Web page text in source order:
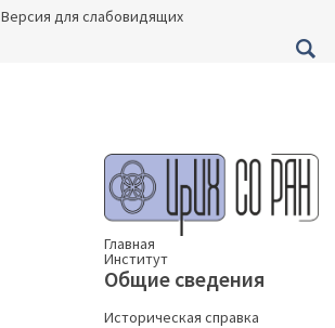
Версия для слабовидящих
Главная
Институт
Общие сведения
Историческая справка